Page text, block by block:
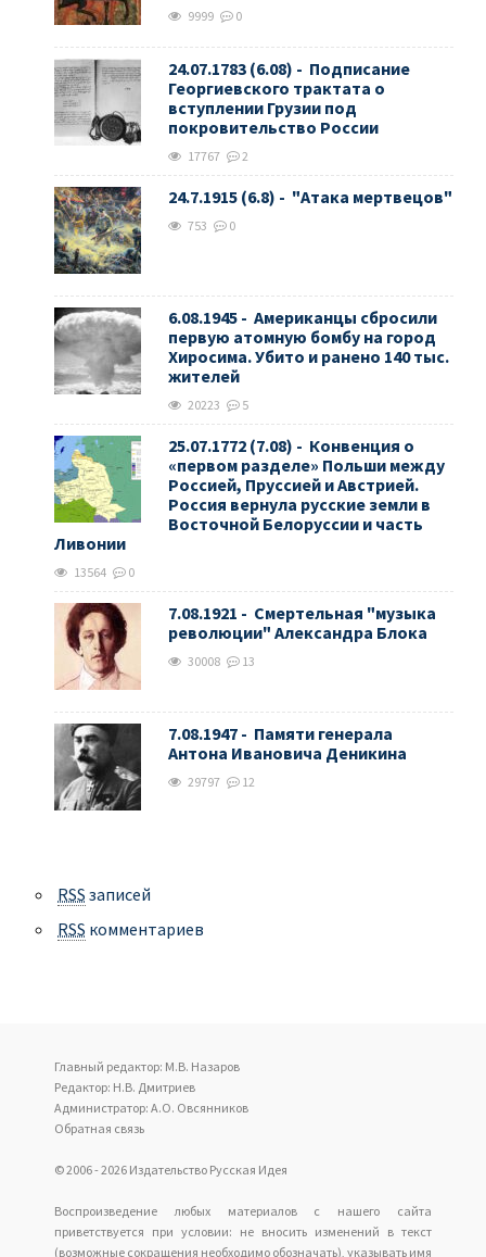
9999 0
24.07.1783 (6.08) - Подписание
Георгиевского трактата о
вступлении Грузии под
покровительство России
17767 2
24.7.1915 (6.8) - "Атака мертвецов"
753 0
6.08.1945 - Американцы сбросили
первую атомную бомбу на город
Хиросима. Убито и ранено 140 тыс.
жителей
20223 5
25.07.1772 (7.08) - Конвенция о
«первом разделе» Польши между
Россией, Пруссией и Австрией.
Россия вернула русские земли в
Восточной Белоруссии и часть
Ливонии
13564 0
7.08.1921 - Смертельная "музыка
революции" Александра Блока
30008 13
7.08.1947 - Памяти генерала
Антона Ивановича Деникина
29797 12
RSS записей
RSS комментариев
Главный редактор: М.В. Назаров
Редактор: Н.В. Дмитриев
Администратор: А.О. Овсянников
Обратная связь
© 2006 - 2026 Издательство Русская Идея
Воспроизведение любых материалов с нашего сайта
приветствуется при условии: не вносить изменений в текст
(возможные сокращения необходимо обозначать), указывать имя